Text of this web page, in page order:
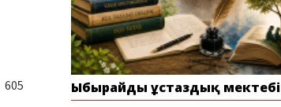
605 Ыбырайдың ұстаздық мектебі